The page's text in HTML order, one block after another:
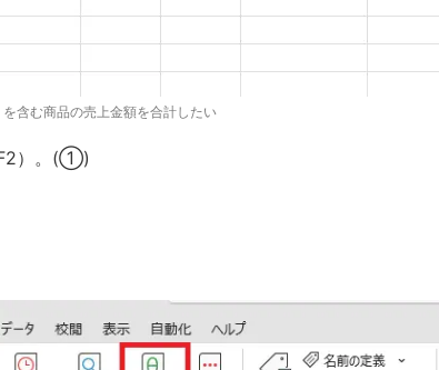
を含む商品の売上金額を合計したい
F2）。(①)